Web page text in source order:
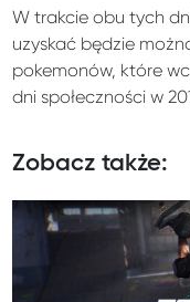
W trakcie obu tych
uzyskać będzie
pokemonów, które
dni społeczności w
Zobacz także: